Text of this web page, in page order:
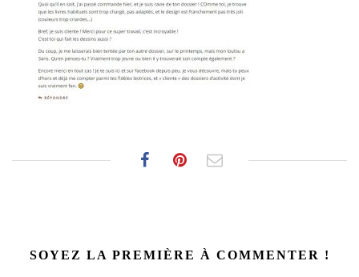
SOYEZ LA PREMIÈRE À COMMENTER !